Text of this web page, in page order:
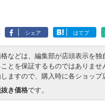
シェア はてブ
などは、編集部が店頭表示を独
とを保証するものではありませ
ますので、購入時に各ショップ
き価格です。